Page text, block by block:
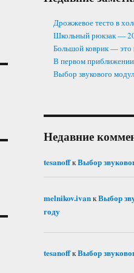
Дрожжевое тесто в
Школьный рюкзак —
Большой коврик — это
В первом
Выбор звукового
Недавние
tesanoffкВыбор
melnikov.ivanкВыбор
году
tesanoffкВыбор